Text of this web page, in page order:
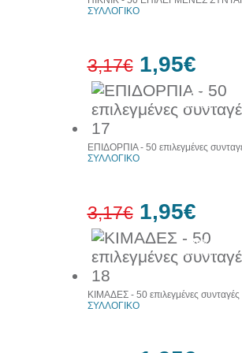
38%
έκπτωση
ΣΥΛΛΟΓΙΚΟ
3,17€ 1,95€
38%
έκπτωση
ΕΠΙΔΟΡΠΙΑ - 50 επιλεγμένες
ΣΥΛΛΟΓΙΚΟ
3,17€ 1,95€
ΚΙΜΑΔΕΣ - 50 επιλεγμένες
ΣΥΛΛΟΓΙΚΟ